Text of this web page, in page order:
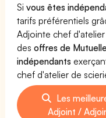
Sivous êtes
tarifs préférentiels
Adjointe chef
desoffres de
indépendants
chef d'atelier de
Les
Adjoint /